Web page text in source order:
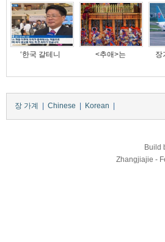
‘한국 갈테니 <추애>는 장
장 가계 Chinese Korean
Build
Zhangjiajie -